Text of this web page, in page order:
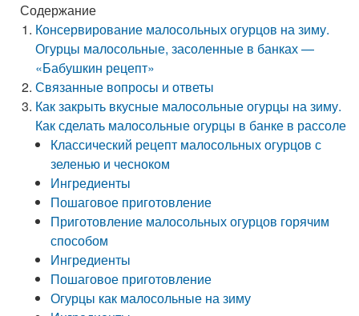
Содержание
Консервирование малосольных огурцов на зиму.
Огурцы малосольные, засоленные в банках —
«Бабушкин рецепт»
Связанные вопросы и ответы
Как закрыть вкусные малосольные огурцы на зиму.
Как сделать малосольные огурцы в банке в рассоле
Классический рецепт малосольных огурцов с
зеленью и чесноком
Ингредиенты
Пошаговое приготовление
Приготовление малосольных огурцов горячим
способом
Ингредиенты
Пошаговое приготовление
Огурцы как малосольные на зиму